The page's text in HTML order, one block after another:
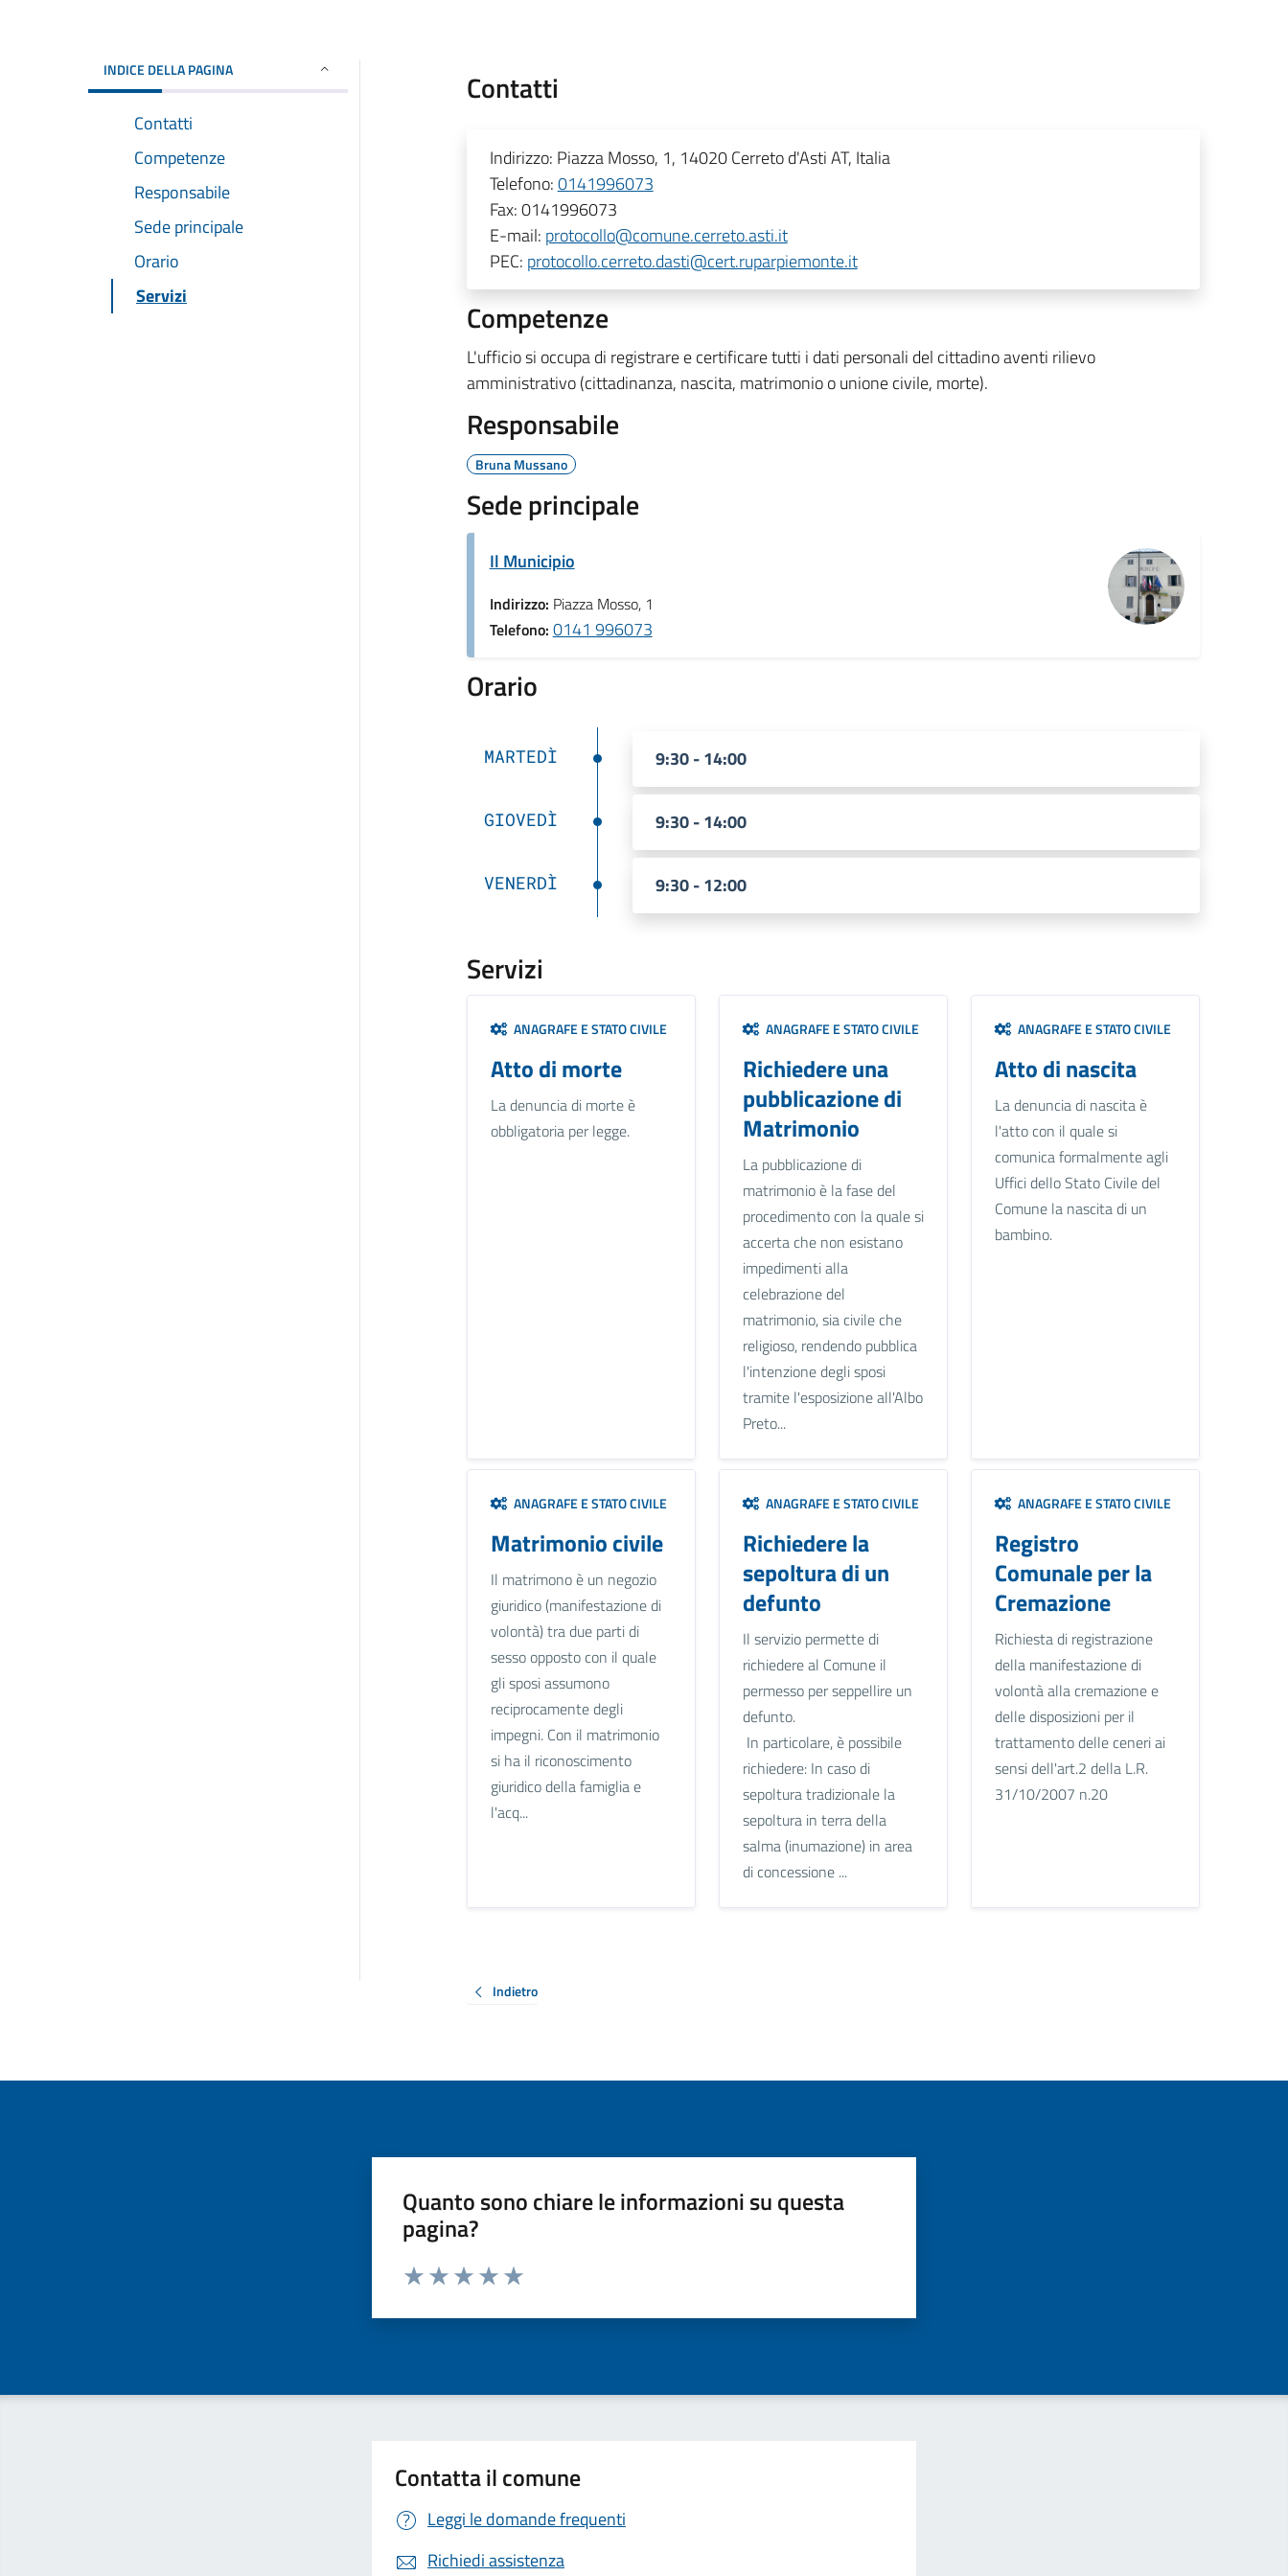
INDICE DELLA PAGINA
Contatti
Competenze
Responsabile
Sede principale
Orario
Servizi
Contatti
Indirizzo: Piazza Mosso, 1, 14020 Cerreto d'Asti AT, Italia
Telefono:0141996073
Fax:0141996073
E-mail: protocollo@comune.cerreto.asti.it
PEC: protocollo.cerreto.dasti@cert.ruparpiemonte.it
Competenze
L'ufficio si occupa di registrare e certificare tutti i dati personali del cittadino aventi rilievo
amministrativo (cittadinanza, nascita, matrimonio o unione civile, morte).
Responsabile
Bruna Mussano
Sede principale
Il Municipio
Indirizzo: Piazza Mosso, 1
Telefono: 0141 996073
Orario
MARTEDÌ 9:30 - 14:00
GIOVEDÌ 9:30 - 14:00
VENERDÌ 9:30 - 12:00
Servizi
ANAGRAFE E STATO CIVILE
Atto di morte
La denuncia di morte è
obbligatoria per legge.
ANAGRAFE E STATO CIVILE
Richiedere una
pubblicazione di
Matrimonio
La pubblicazione di
matrimonio è la fase del
procedimento con la quale si
accerta che non esistano
impedimenti alla
celebrazione del
matrimonio, sia civile che
religioso, rendendo pubblica
l'intenzione degli sposi
tramite l'esposizione all'Albo
Preto...
ANAGRAFE E STATO CIVILE
Atto di nascita
La denuncia di nascita è
l'atto con il quale si
comunica formalmente agli
Uffici dello Stato Civile del
Comune la nascita di un
bambino.
ANAGRAFE E STATO CIVILE
Matrimonio civile
Il matrimono è un negozio
giuridico (manifestazione di
volontà) tra due parti di
sesso opposto con il quale
gli sposi assumono
reciprocamente degli
impegni. Con il matrimonio
si ha il riconoscimento
giuridico della famiglia e
l'acq...
ANAGRAFE E STATO CIVILE
Richiedere la
sepoltura di un
defunto
Il servizio permette di
richiedere al Comune il
permesso per seppellire un
defunto.
In particolare, è possibile
richiedere: In caso di
sepoltura tradizionale la
sepoltura in terra della
salma (inumazione) in area
di concessione ...
ANAGRAFE E STATO CIVILE
Registro
Comunale per la
Cremazione
Richiesta di registrazione
della manifestazione di
volontà alla cremazione e
delle disposizioni per il
trattamento delle ceneri ai
sensi dell'art.2 della L.R.
31/10/2007 n.20
Indietro
Quanto sono chiare le informazioni su questa
pagina?
Valuta da 1 a 5 stelle la pagina
Contatta il comune
Leggi le domande frequenti
Richiedi assistenza